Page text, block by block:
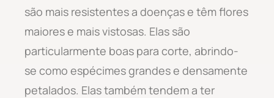
são mais resistentes a doenças e têm flores
maiores e mais vistosas. Elas são
particularmente boas para corte, abrindo-
se como espécimes grandes e densamente
petalados. Elas também tendem a ter